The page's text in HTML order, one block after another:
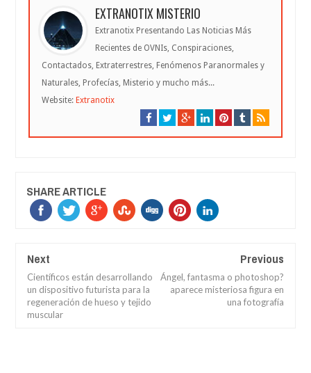
EXTRANOTIX MISTERIO
Extranotix Presentando Las Noticias Más
Recientes de OVNIs, Conspiraciones,
Contactados, Extraterrestres, Fenómenos Paranormales y
Naturales, Profecías, Misterio y mucho más...
Website: Extranotix
SHARE ARTICLE
Next
Científicos están desarrollando
un dispositivo futurista para la
regeneración de hueso y tejido
muscular
Previous
Ángel, fantasma o photoshop?
aparece misteriosa figura en
una fotografía